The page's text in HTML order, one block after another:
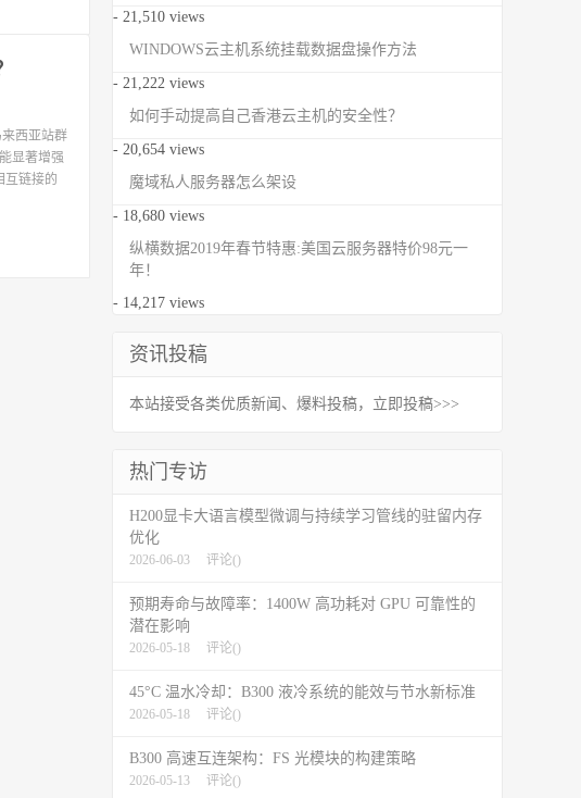
西亚站群
显著增强
互链接的
- 21,510 views
WINDOWS云主机系统挂载数据盘操作方法
- 21,222 views
如何手动提高自己香港云主机的安全性？
- 20,654 views
魔域私人服务器怎么架设
- 18,680 views
纵横数据2019年春节特惠:美国云服务器特价98元一
年！
- 14,217 views
资讯投稿
本站接受各类优质新闻、爆料投稿，立即投稿>>>
热门专访
H200显卡大语言模型微调与持续学习管线的驻留内存
优化
2026-06-03 评论()
预期寿命与故障率：1400W 高功耗对 GPU 可靠性的
潜在影响
2026-05-18 评论()
45°C 温水冷却：B300 液冷系统的能效与节水新标准
2026-05-18 评论()
B300 高速互连架构：FS 光模块的构建策略
2026-05-13 评论()